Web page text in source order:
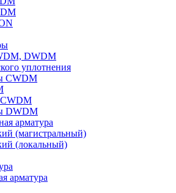
DWDM
уплотнения
CWDM
DWDM
арматура
(магистральный)
(локальный)
арматура